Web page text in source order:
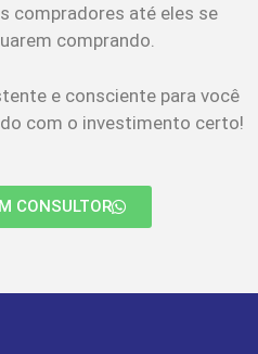
compradores até eles se
comprando.
e consciente para você
com o investimento certo!
CONSULTOR